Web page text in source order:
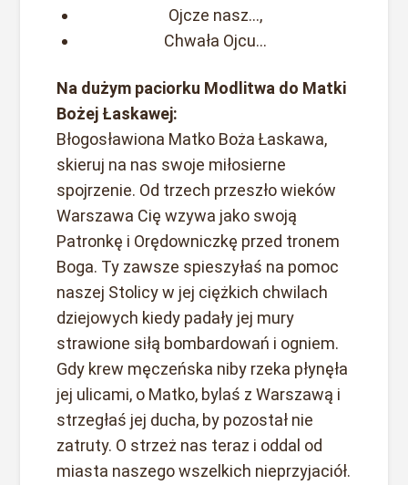
Ojcze nasz…,
Chwała Ojcu…
Na dużym paciorku Modlitwa do Matki
Bożej Łaskawej:
Błogosławiona Matko Boża Łaskawa,
skieruj na nas swoje miłosierne
spojrzenie. Od trzech przeszło wieków
Warszawa Cię wzywa jako swoją
Patronkę i Orędowniczkę przed tronem
Boga. Ty zawsze spieszyłaś na pomoc
naszej Stolicy w jej ciężkich chwilach
dziejowych kiedy padały jej mury
strawione siłą bombardowań i ogniem.
Gdy krew męczeńska niby rzeka płynęła
jej ulicami, o Matko, bylaś z Warszawą i
strzegłaś jej ducha, by pozostał nie
zatruty. O strzeż nas teraz i oddal od
miasta naszego wszelkich nieprzyjaciół.